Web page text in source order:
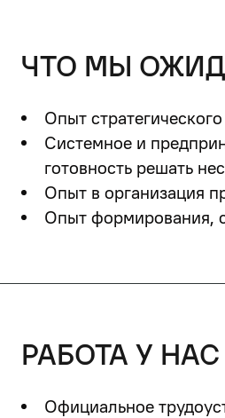
что мы
Опыт
Системное и
готовность решать
Опыт в организация
Опыт формирования,
работа у нас
Официальное